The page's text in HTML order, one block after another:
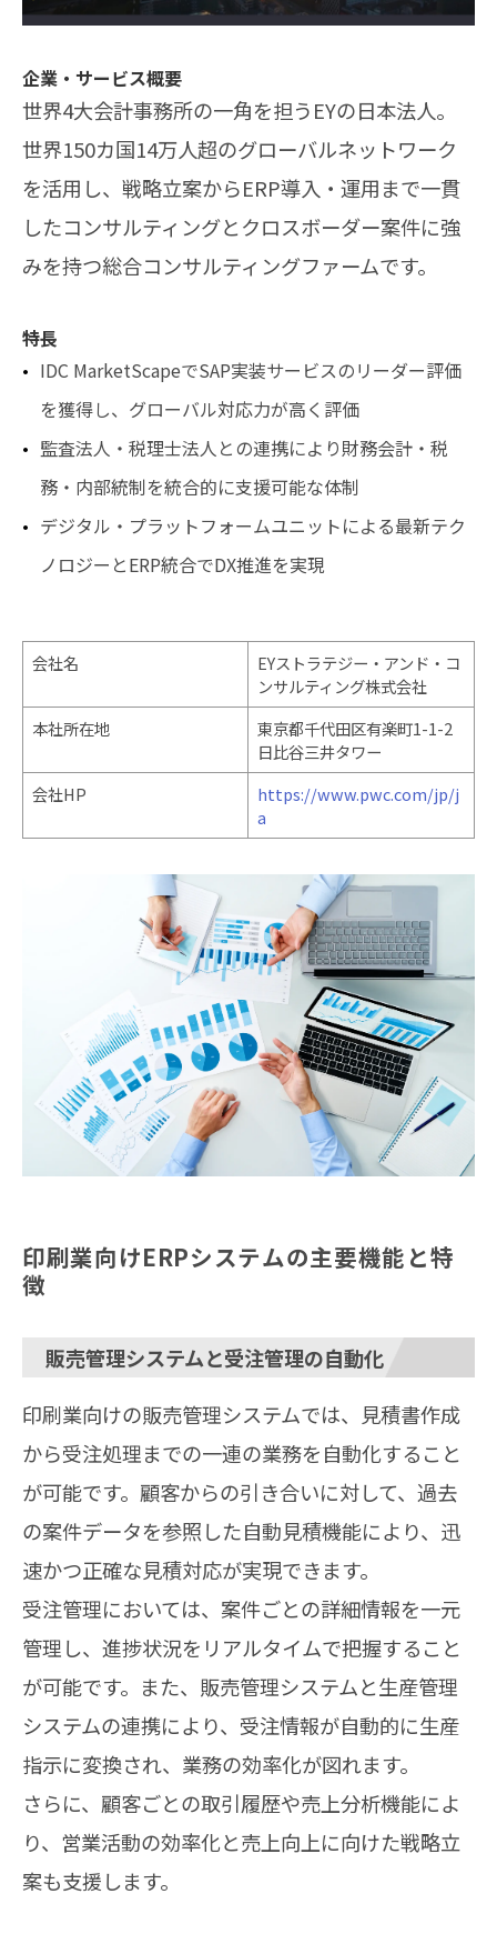
企業・サービス概要
世界4大会計事務所の一角を担うEYの日本法人。
世界150カ国14万人超のグローバルネットワーク
を活用し、戦略立案からERP導入・運用まで一貫
したコンサルティングとクロスボーダー案件に強
みを持つ総合コンサルティングファームです。
特長
IDC MarketScapeでSAP実装サービスのリーダー評価
を獲得し、グローバル対応力が高く評価
監査法人・税理士法人との連携により財務会計・税
務・内部統制を統合的に支援可能な体制
デジタル・プラットフォームユニットによる最新テク
ノロジーとERP統合でDX推進を実現
会社名
EYストラテジー・アンド・コ
ンサルティング株式会社
本社所在地
東京都千代田区有楽町1-1-2
日比谷三井タワー
会社HP
https://www.pwc.com/jp/j
a
印刷業向けERPシステムの主要機能と特
徴
販売管理システムと受注管理の自動化
印刷業向けの販売管理システムでは、見積書作成
から受注処理までの一連の業務を自動化すること
が可能です。顧客からの引き合いに対して、過去
の案件データを参照した自動見積機能により、迅
速かつ正確な見積対応が実現できます。
受注管理においては、案件ごとの詳細情報を一元
管理し、進捗状況をリアルタイムで把握すること
が可能です。また、販売管理システムと生産管理
システムの連携により、受注情報が自動的に生産
指示に変換され、業務の効率化が図れます。
さらに、顧客ごとの取引履歴や売上分析機能によ
り、営業活動の効率化と売上向上に向けた戦略立
案も支援します。